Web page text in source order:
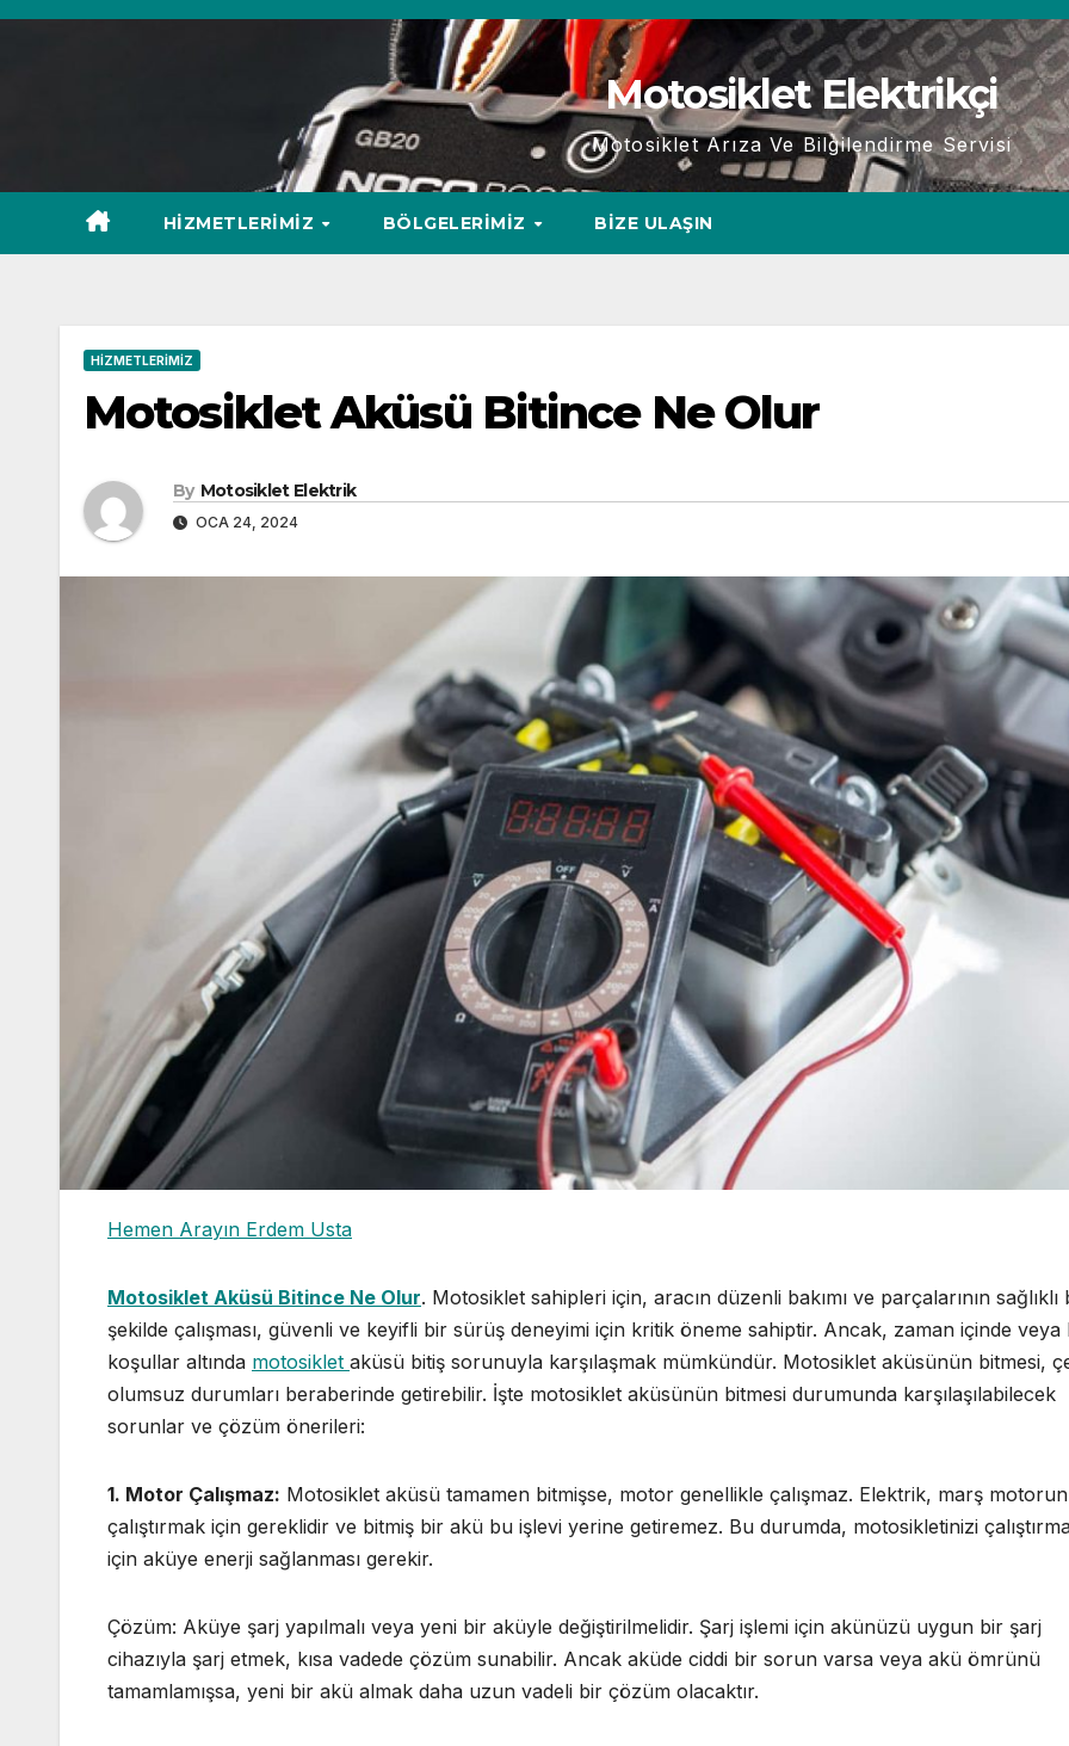
Skip
Motosiklet Elektrikçi
Motosiklet Arıza Ve Bilgilendirme Servisi
HIZMETLERIMIZ BÖLGELERIMIZ BIZE ULAŞIN
HIZMETLERIMIZ
Motosiklet Aküsü Bitince Ne Olur
By Motosiklet Elektrik
OCA 24, 2024
Hemen Arayın Erdem Usta
Motosiklet Aküsü Bitince Ne Olur. Motosiklet sahipleri için, aracın düzenli bakımı ve parçalarının sağlıklı
şekilde çalışması, güvenli ve keyifli bir sürüş deneyimi için kritik öneme sahiptir. Ancak, zaman içinde veya
koşullar altında motosiklet aküsü bitiş sorunuyla karşılaşmak mümkündür. Motosiklet aküsünün bitmesi,
olumsuz durumları beraberinde getirebilir. İşte motosiklet aküsünün bitmesi durumunda karşılaşılabilecek
sorunlar ve çözüm önerileri:
1. Motor Çalışmaz: Motosiklet aküsü tamamen bitmişse, motor genellikle çalışmaz. Elektrik, marş
çalıştırmak için gereklidir ve bitmiş bir akü bu işlevi yerine getiremez. Bu durumda, motosikletinizi
için aküye enerji sağlanması gerekir.
Çözüm: Aküye şarj yapılmalı veya yeni bir aküyle değiştirilmelidir. Şarj işlemi için akünüzü uygun bir şarj
cihazıyla şarj etmek, kısa vadede çözüm sunabilir. Ancak aküde ciddi bir sorun varsa veya akü ömrünü
tamamlamışsa, yeni bir akü almak daha uzun vadeli bir çözüm olacaktır.